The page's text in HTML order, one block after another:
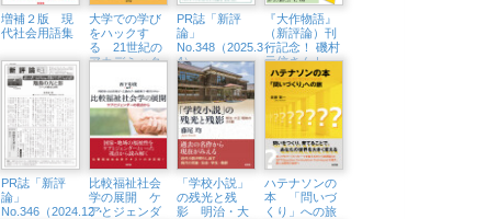
増補２版 現
代社会用語集
大学での学び
をハックす
る 21世紀の
アカデミック
中セミナー
PR誌「新評
論」
No.348（2025.3・
4）
『大作物語』
（新評論）刊
行記念！ 磯村
元信さんトー
クイベント
（5/4㈰、八王
子市学園都市
センター）
PR誌「新評
論」
No.346（2024.12・
比較福祉社会
学の展開 ケ
アとジェンダ
「学校小説」
の残光と残
影 明治・大
ハテナソンの
本 「問いづ
くり」への旅